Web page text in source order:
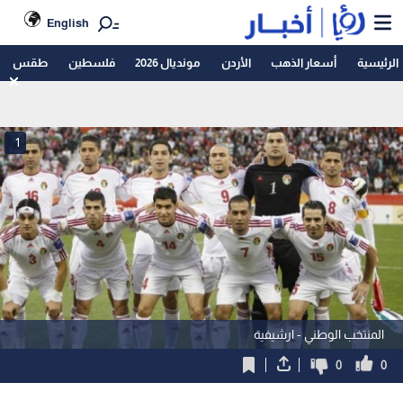
English
الرئيسية أسعار الذهب الأردن مونديال 2026 فلسطين طقس
المنتخب الوطني - ارشيفية
1
0
0